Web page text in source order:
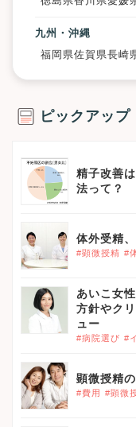
九州・沖縄
福岡県佐賀県長崎
ピックアップ
精子改善
法って？
体外受精
#顕微授精 #
あいこ女
方針やク
ュー
#病院選び #
顕微授精
#費用 #顕微